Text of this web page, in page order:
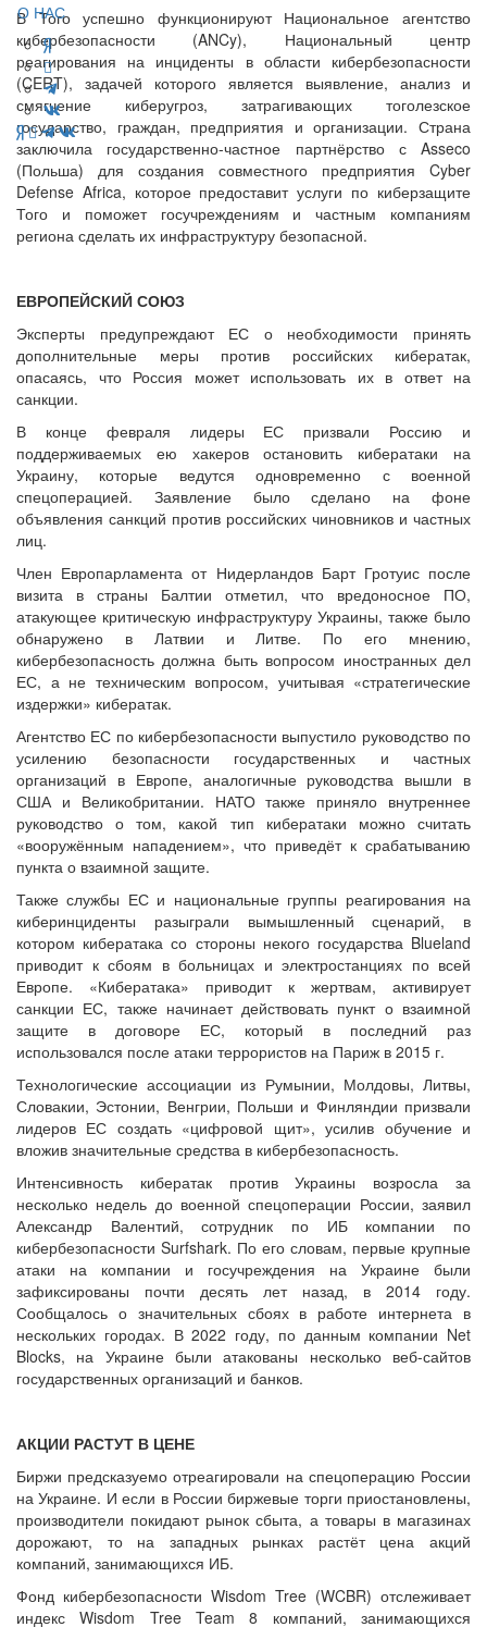
О НАС
В Того успешно функционируют Национальное агентство
кибербезопасности (ANCy), Национальный центр
реагирования на инциденты в области кибербезопасности
(CERT), задачей которого является выявление, анализ и
смягчение киберугроз, затрагивающих тоголезское
государство, граждан, предприятия и организации. Страна
заключила государственно-частное партнёрство с Asseco
(Польша) для создания совместного предприятия Cyber
Defense Africa, которое предоставит услуги по киберзащите
Того и поможет госучреждениям и частным компаниям
региона сделать их инфраструктуру безопасной.
ЕВРОПЕЙСКИЙ СОЮЗ
Эксперты предупреждают ЕС о необходимости принять
дополнительные меры против российских кибератак,
опасаясь, что Россия может использовать их в ответ на
санкции.
В конце февраля лидеры ЕС призвали Россию и
поддерживаемых ею хакеров остановить кибератаки на
Украину, которые ведутся одновременно с военной
спецоперацией. Заявление было сделано на фоне
объявления санкций против российских чиновников и частных
лиц.
Член Европарламента от Нидерландов Барт Гротуис после
визита в страны Балтии отметил, что вредоносное ПО,
атакующее критическую инфраструктуру Украины, также было
обнаружено в Латвии и Литве. По его мнению,
кибербезопасность должна быть вопросом иностранных дел
ЕС, а не техническим вопросом, учитывая «стратегические
издержки» кибератак.
Агентство ЕС по кибербезопасности выпустило руководство по
усилению безопасности государственных и частных
организаций в Европе, аналогичные руководства вышли в
США и Великобритании. НАТО также приняло внутреннее
руководство о том, какой тип кибератаки можно считать
«вооружённым нападением», что приведёт к срабатыванию
пункта о взаимной защите.
Также службы ЕС и национальные группы реагирования на
киберинциденты разыграли вымышленный сценарий, в
котором кибератака со стороны некого государства Blueland
приводит к сбоям в больницах и электростанциях по всей
Европе. «Кибератака» приводит к жертвам, активирует
санкции ЕС, также начинает действовать пункт о взаимной
защите в договоре ЕС, который в последний раз
использовался после атаки террористов на Париж в 2015 г.
Технологические ассоциации из Румынии, Молдовы, Литвы,
Словакии, Эстонии, Венгрии, Польши и Финляндии призвали
лидеров ЕС создать «цифровой щит», усилив обучение и
вложив значительные средства в кибербезопасность.
Интенсивность кибератак против Украины возросла за
несколько недель до военной спецоперации России, заявил
Александр Валентий, сотрудник по ИБ компании по
кибербезопасности Surfshark. По его словам, первые крупные
атаки на компании и госучреждения на Украине были
зафиксированы почти десять лет назад, в 2014 году.
Сообщалось о значительных сбоях в работе интернета в
нескольких городах. В 2022 году, по данным компании Net
Blocks, на Украине были атакованы несколько веб-сайтов
государственных организаций и банков.
АКЦИИ РАСТУТ В ЦЕНЕ
Биржи предсказуемо отреагировали на спецоперацию России
на Украине. И если в России биржевые торги приостановлены,
производители покидают рынок сбыта, а товары в магазинах
дорожают, то на западных рынках растёт цена акций
компаний, занимающихся ИБ.
Фонд кибербезопасности Wisdom Tree (WCBR) отслеживает
индекс Wisdom Tree Team 8 компаний, занимающихся